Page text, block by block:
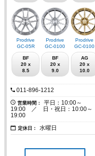
Prodrive
GC-05R
BF
20 x
8.5
Prodrive
GC-0100
BF
20 x
9.0
Prodrive
GC-0100
AG
20 x
10.0
011-896-1212
営業時間：
平日：10:00～
19:00 ／ 日・祝日：10:00～
19:00
定休日： 水曜日